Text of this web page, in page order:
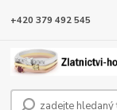
+420 379 492 545